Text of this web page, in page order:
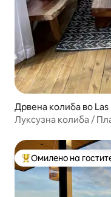
Дрвена колиба во
Луксузна колиба /
Меѓу најуспешните
Омилено на